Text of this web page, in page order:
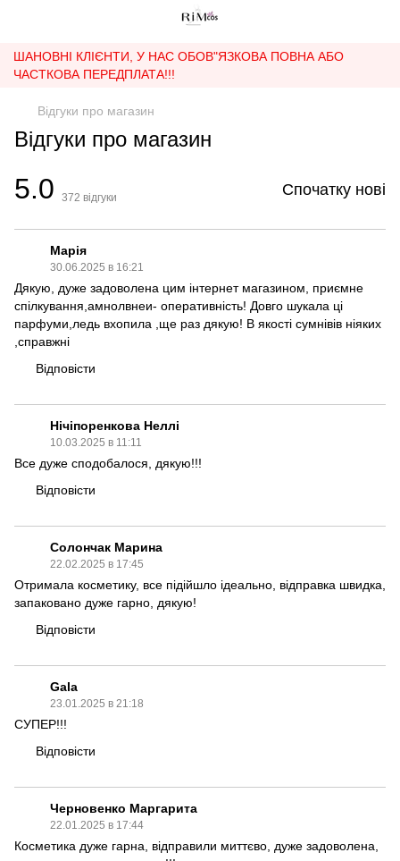
ШАНОВНІ КЛІЄНТИ, У НАС ОБОВ"ЯЗКОВА ПОВНА АБО
ЧАСТКОВА ПЕРЕДПЛАТА!!!
Відгуки про магазин
Відгуки про магазин
5.0 372 відгуки Спочатку нові
Марія
30.06.2025 в 16:21
Дякую, дуже задоволена цим інтернет магазином, приємне
спілкування,амнолвнеи- оперативність! Довго шукала ці
парфуми,ледь вхопила ,ще раз дякую! В якості сумнівів ніяких
,справжні
Відповісти
Нічіпоренкова Неллі
10.03.2025 в 11:11
Все дуже сподобалося, дякую!!!
Відповісти
Солончак Марина
22.02.2025 в 17:45
Отримала косметику, все підійшло ідеально, відправка швидка,
запаковано дуже гарно, дякую!
Відповісти
Gala
23.01.2025 в 21:18
СУПЕР!!!
Відповісти
Черновенко Маргарита
22.01.2025 в 17:44
Косметика дуже гарна, відправили миттєво, дуже задоволена,